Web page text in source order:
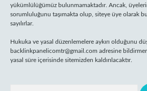
yükümlülüğümüz bulunmamaktadır. Ancak,
sorumluluğunu taşımakta olup, siteye üye olarak
sayılırlar.
Hukuka ve yasal düzenlemelere aykırı olduğunu
backlinkpanelicomtr@gmail.com adresine
yasal süre içerisinde sitemizden kaldırılacaktır.